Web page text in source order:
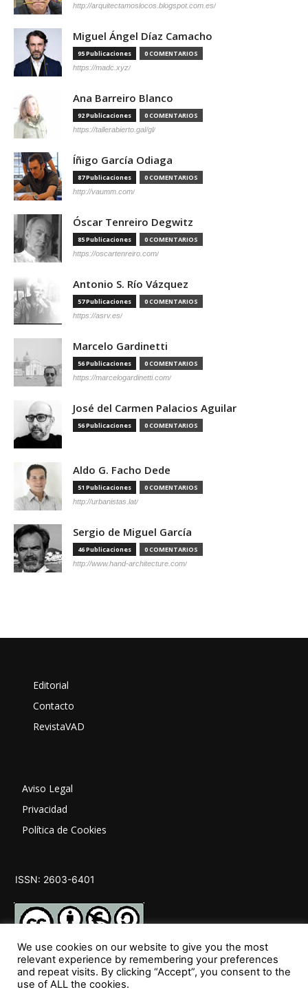
http://arquitectamoslocos.blogspot.com.es/
Miguel Ángel Díaz Camacho
95 Publicaciones 0 COMENTARIOS
https://madc.xyz/
Ana Barreiro Blanco
92 Publicaciones 0 COMENTARIOS
https://tallerabierto.gal/gl/
Íñigo García Odiaga
87 Publicaciones 0 COMENTARIOS
http://vaumm.com/
Óscar Tenreiro Degwitz
85 Publicaciones 0 COMENTARIOS
https://oscartenreiro.com/
Antonio S. Río Vázquez
57 Publicaciones 0 COMENTARIOS
https://asrv.es/
Marcelo Gardinetti
56 Publicaciones 0 COMENTARIOS
https://marcelogardinetti.com/
José del Carmen Palacios Aguilar
56 Publicaciones 0 COMENTARIOS
Aldo G. Facho Dede
51 Publicaciones 0 COMENTARIOS
http://urbanistas.lat/
Sergio de Miguel García
46 Publicaciones 0 COMENTARIOS
http://www.hand-architecture.com/
Editorial
Contacto
RevistaVAD
Aviso Legal
Privacidad
Política de Cookies
ISSN: 2603-6401
SÍGUENOS
We use cookies on our website to give you the most
relevant experience by remembering your preferences
and repeat visits. By clicking “Accept”, you consent to the
use of ALL the cookies.